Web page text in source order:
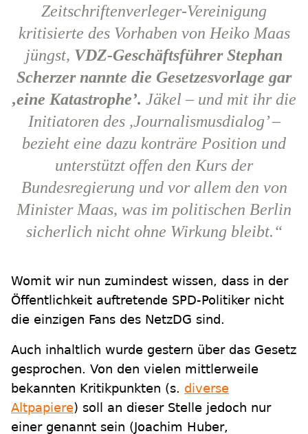
Zeitschriftenverleger-Vereinigung
kritisierte des Vorhaben von Heiko Maas
jüngst, VDZ-Geschäftsführer Stephan
Scherzer nannte die Gesetzesvorlage gar
,eine Katastrophe’. Jäkel – und mit ihr die
Initiatoren des ,Journalismusdialog’ –
bezieht eine dazu konträre Position und
unterstützt offen den Kurs der
Bundesregierung und vor allem den von
Minister Maas, was im politischen Berlin
sicherlich nicht ohne Wirkung bleibt.“
Womit wir nun zumindest wissen, dass in der
Öffentlichkeit auftretende SPD-Politiker nicht
die einzigen Fans des NetzDG sind.
Auch inhaltlich wurde gestern über das Gesetz
gesprochen. Von den vielen mittlerweile
bekannten Kritikpunkten (s. diverse
Altpapiere) soll an dieser Stelle jedoch nur
einer genannt sein (Joachim Huber,